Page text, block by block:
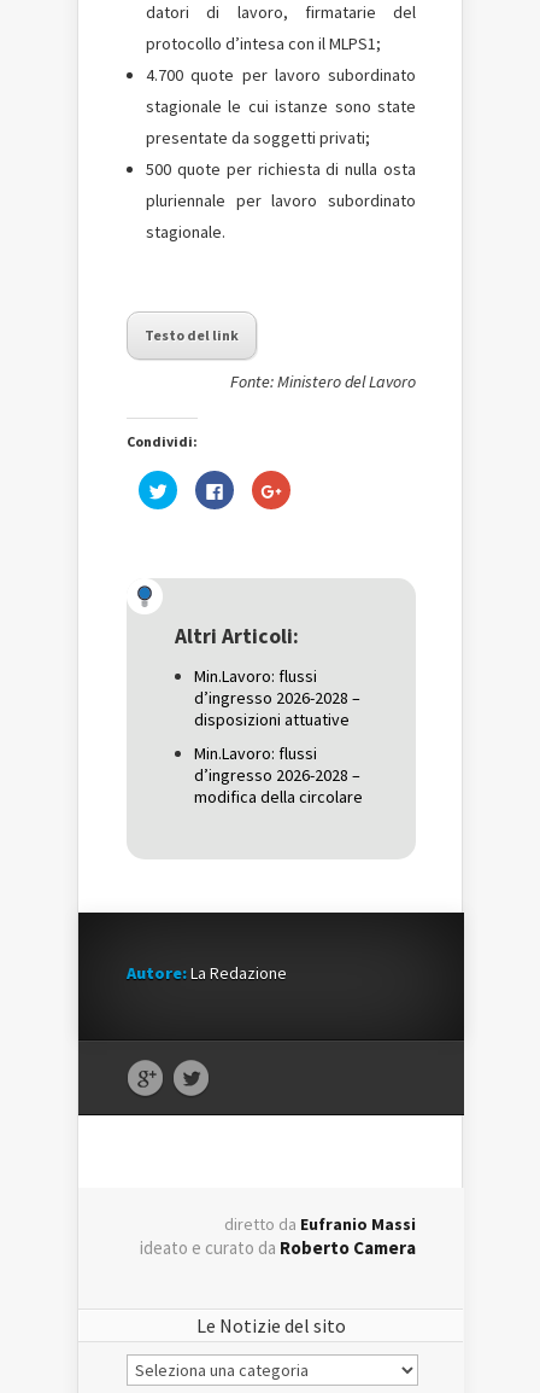
datori di lavoro, firmatarie del
protocollo d’intesa con il MLPS1;
4.700 quote per lavoro subordinato
stagionale le cui istanze sono state
presentate da soggetti privati;
500 quote per richiesta di nulla osta
pluriennale per lavoro subordinato
stagionale.
Testo del link
Fonte: Ministero del Lavoro
Condividi:
Fai
clic
una
nuova
Fai
clic
nuova
finestra)
Fai
clic
una
nuova
Altri Articoli:
Min.Lavoro: flussi
d’ingresso 2026-2028 –
disposizioni attuative
Min.Lavoro: flussi
d’ingresso 2026-2028 –
modifica della circolare
Autore:La Redazione
diretto da Eufranio Massi
ideato e curato da Roberto Camera
Le Notizie del sito
Le
Notizie